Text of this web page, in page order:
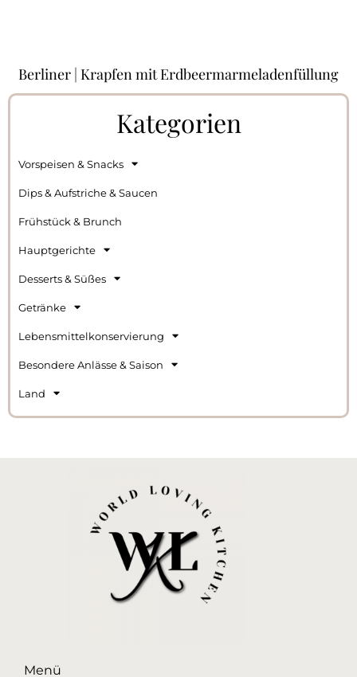
Berliner | Krapfen mit Erdbeermarmeladenfüllung
Kategorien
Vorspeisen & Snacks
Dips & Aufstriche & Saucen
Frühstück & Brunch
Hauptgerichte
Desserts & Süßes
Getränke
Lebensmittelkonservierung
Besondere Anlässe & Saison
Land
Menü